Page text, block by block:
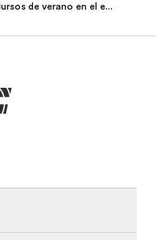
Cursos de verano en el extranjero